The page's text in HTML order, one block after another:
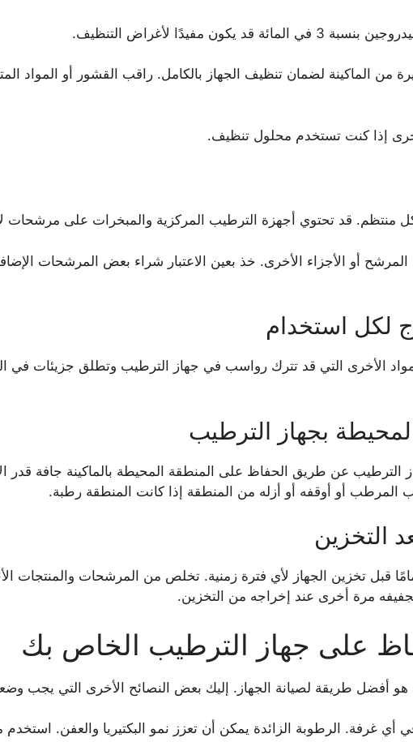
مفيدًا لأغراض التنظيف.
الماكينة لضمان تنظيف الجهاز بالكامل. راقب القشور أو المواد
إذا كنت تستخدم محلول تنظيف.
قد تحتوي أجهزة الترطيب المركزية والمبخرات على مرشحات
أو الأجزاء الأخرى. خذ بعين الاعتبار شراء بعض المرشحات
لكل استخدام
الأخرى التي قد تترك رواسب في جهاز الترطيب وتطلق جزيئات في
بجهاز الترطيب
الترطيب عن طريق الحفاظ على المنطقة المحيطة بالماكينة جافة قدر
المرطب أو أوقفه أو أزله من المنطقة إذا كانت المنطقة رطبة.
التخزين
قبل تخزين الجهاز لأي فترة زمنية. تخلص من المرشحات والمنتجات
مرة أخرى عند إخراجه من التخزين.
على جهاز الترطيب الخاص بك
طريقة لصيانة الجهاز. إليك بعض النصائح الأخرى التي يجب
الرطوبة عن 50 بالمائة في أي غرفة. الرطوبة الزائدة يمكن أن تعزز نمو البكتيريا